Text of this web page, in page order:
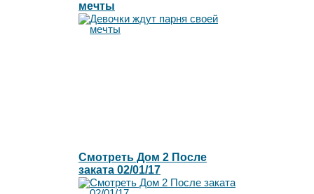
мечты
Смотреть Дом 2 После
заката 02/01/17